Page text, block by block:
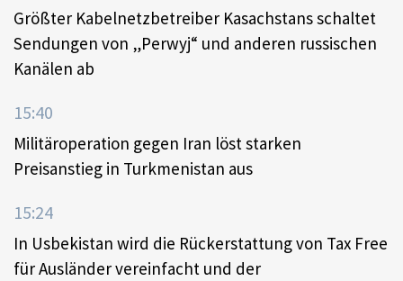
Größter Kabelnetzbetreiber Kasachstans schaltet
Sendungen von „Perwyj“ und anderen russischen
Kanälen ab
15:40
Militäroperation gegen Iran löst starken
Preisanstieg in Turkmenistan aus
15:24
In Usbekistan wird die Rückerstattung von Tax Free
für Ausländer vereinfacht und der